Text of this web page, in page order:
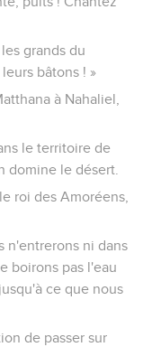
grands du
bâtons ! »
à Nahaliel,
le territoire de
domine le désert.
roi des Amoréens,
n'entrerons ni dans
boirons pas l'eau
ce que nous
de passer sur